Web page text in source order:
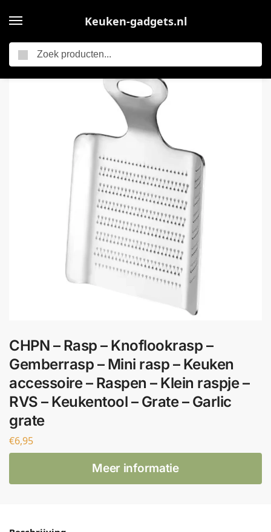
Keuken-gadgets.nl
CHPN – Rasp – Knoflookrasp – Gemberrasp – Mini rasp – Keuken accessoire – Raspen – Klein raspje – RVS – Keukentool – Grate – Garlic grate
CHPN – Rasp – Knoflookrasp –
Gemberrasp – Mini rasp – Keuken
accessoire – Raspen – Klein raspje –
RVS – Keukentool – Grate – Garlic
grate
€6,95
Meer informatie